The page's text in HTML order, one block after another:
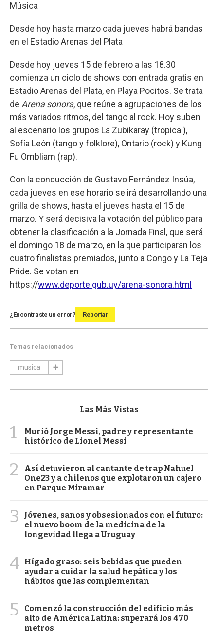
Música
Desde hoy hasta marzo cada jueves habrá bandas
en el Estadio Arenas del Plata
Desde hoy jueves 15 de febrero a las 18.30
comienza un ciclo de shows con entrada gratis en
Estadio Arenas del Plata, en Playa Pocitos. Se trata
de Arena sonora, que reúne a agrupaciones de los
más variados ritmos, del tango al rock. Hoy suben
al escenario los grupos La Zubikaray (tropical),
Sofía León (tango y folklore), Ontario (rock) y Kung
Fu Ombliam (rap).
Con la conducción de Gustavo Fernández Insúa,
cada jueves en ese horario se irá desarrollando una
grilla de shows, hasta el jueves hasta el 15 de
marzo. Y será decisiva la votación del público para
obtener la clasificación a la Jornada Final, que será
el domingo 18 de marzo, en la que participaran los
cuatro finalistas premiados, junto a Congo y La Teja
Pride. Se votan en
https://www.deporte.gub.uy/arena-sonora.html
¿Encontraste un error? Reportar
Temas relacionados
musica
Las Más Vistas
1
Murió Jorge Messi, padre y representante
histórico de Lionel Messi
2
Así detuvieron al cantante de trap Nahuel
One23 y a chilenos que explotaron un cajero
en Parque Miramar
3
Jóvenes, sanos y obsesionados con el futuro:
el nuevo boom de la medicina de la
longevidad llega a Uruguay
4 Hígado graso: seis bebidas que pueden
ayudar a cuidar la salud hepática y los
hábitos que las complementan
5
Comenzó la construcción del edificio más
alto de América Latina: superará los 470
metros